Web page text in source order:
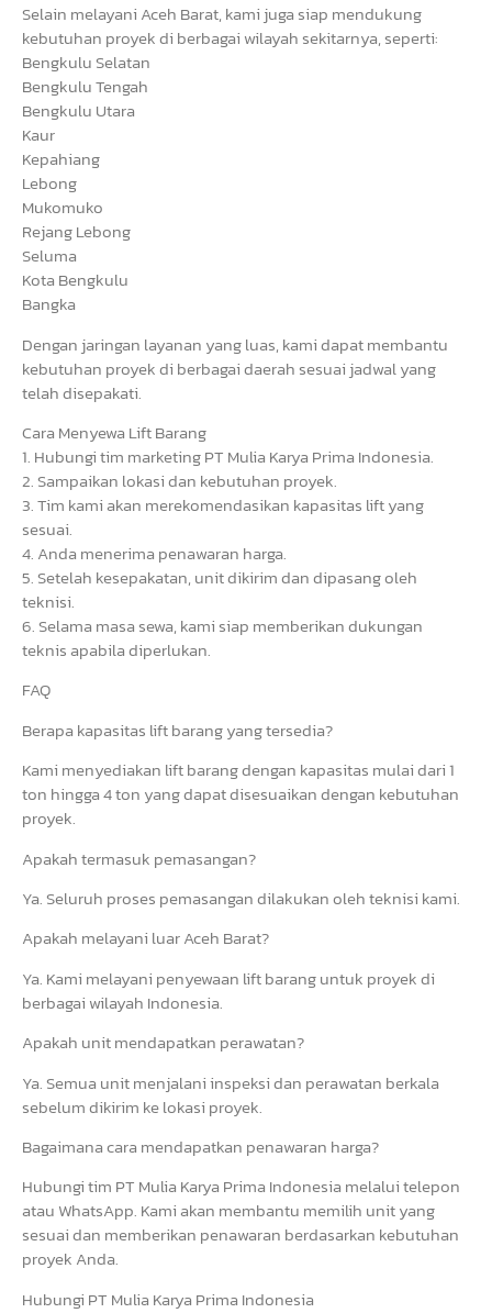
Selain melayani Aceh Barat, kami juga siap mendukung
kebutuhan proyek di berbagai wilayah sekitarnya, seperti:
Bengkulu Selatan
Bengkulu Tengah
Bengkulu Utara
Kaur
Kepahiang
Lebong
Mukomuko
Rejang Lebong
Seluma
Kota Bengkulu
Bangka
Dengan jaringan layanan yang luas, kami dapat membantu
kebutuhan proyek di berbagai daerah sesuai jadwal yang
telah disepakati.
Cara Menyewa Lift Barang
1. Hubungi tim marketing PT Mulia Karya Prima Indonesia.
2. Sampaikan lokasi dan kebutuhan proyek.
3. Tim kami akan merekomendasikan kapasitas lift yang
sesuai.
4. Anda menerima penawaran harga.
5. Setelah kesepakatan, unit dikirim dan dipasang oleh
teknisi.
6. Selama masa sewa, kami siap memberikan dukungan
teknis apabila diperlukan.
FAQ
Berapa kapasitas lift barang yang tersedia?
Kami menyediakan lift barang dengan kapasitas mulai dari 1
ton hingga 4 ton yang dapat disesuaikan dengan kebutuhan
proyek.
Apakah termasuk pemasangan?
Ya. Seluruh proses pemasangan dilakukan oleh teknisi kami.
Apakah melayani luar Aceh Barat?
Ya. Kami melayani penyewaan lift barang untuk proyek di
berbagai wilayah Indonesia.
Apakah unit mendapatkan perawatan?
Ya. Semua unit menjalani inspeksi dan perawatan berkala
sebelum dikirim ke lokasi proyek.
Bagaimana cara mendapatkan penawaran harga?
Hubungi tim PT Mulia Karya Prima Indonesia melalui telepon
atau WhatsApp. Kami akan membantu memilih unit yang
sesuai dan memberikan penawaran berdasarkan kebutuhan
proyek Anda.
Hubungi PT Mulia Karya Prima Indonesia